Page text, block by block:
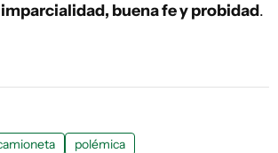
buena fe y probidad.
polémica